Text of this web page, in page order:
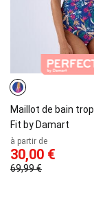
Maillot de bain
Fit by Damart
à partir de
30,00 €
69,99 €